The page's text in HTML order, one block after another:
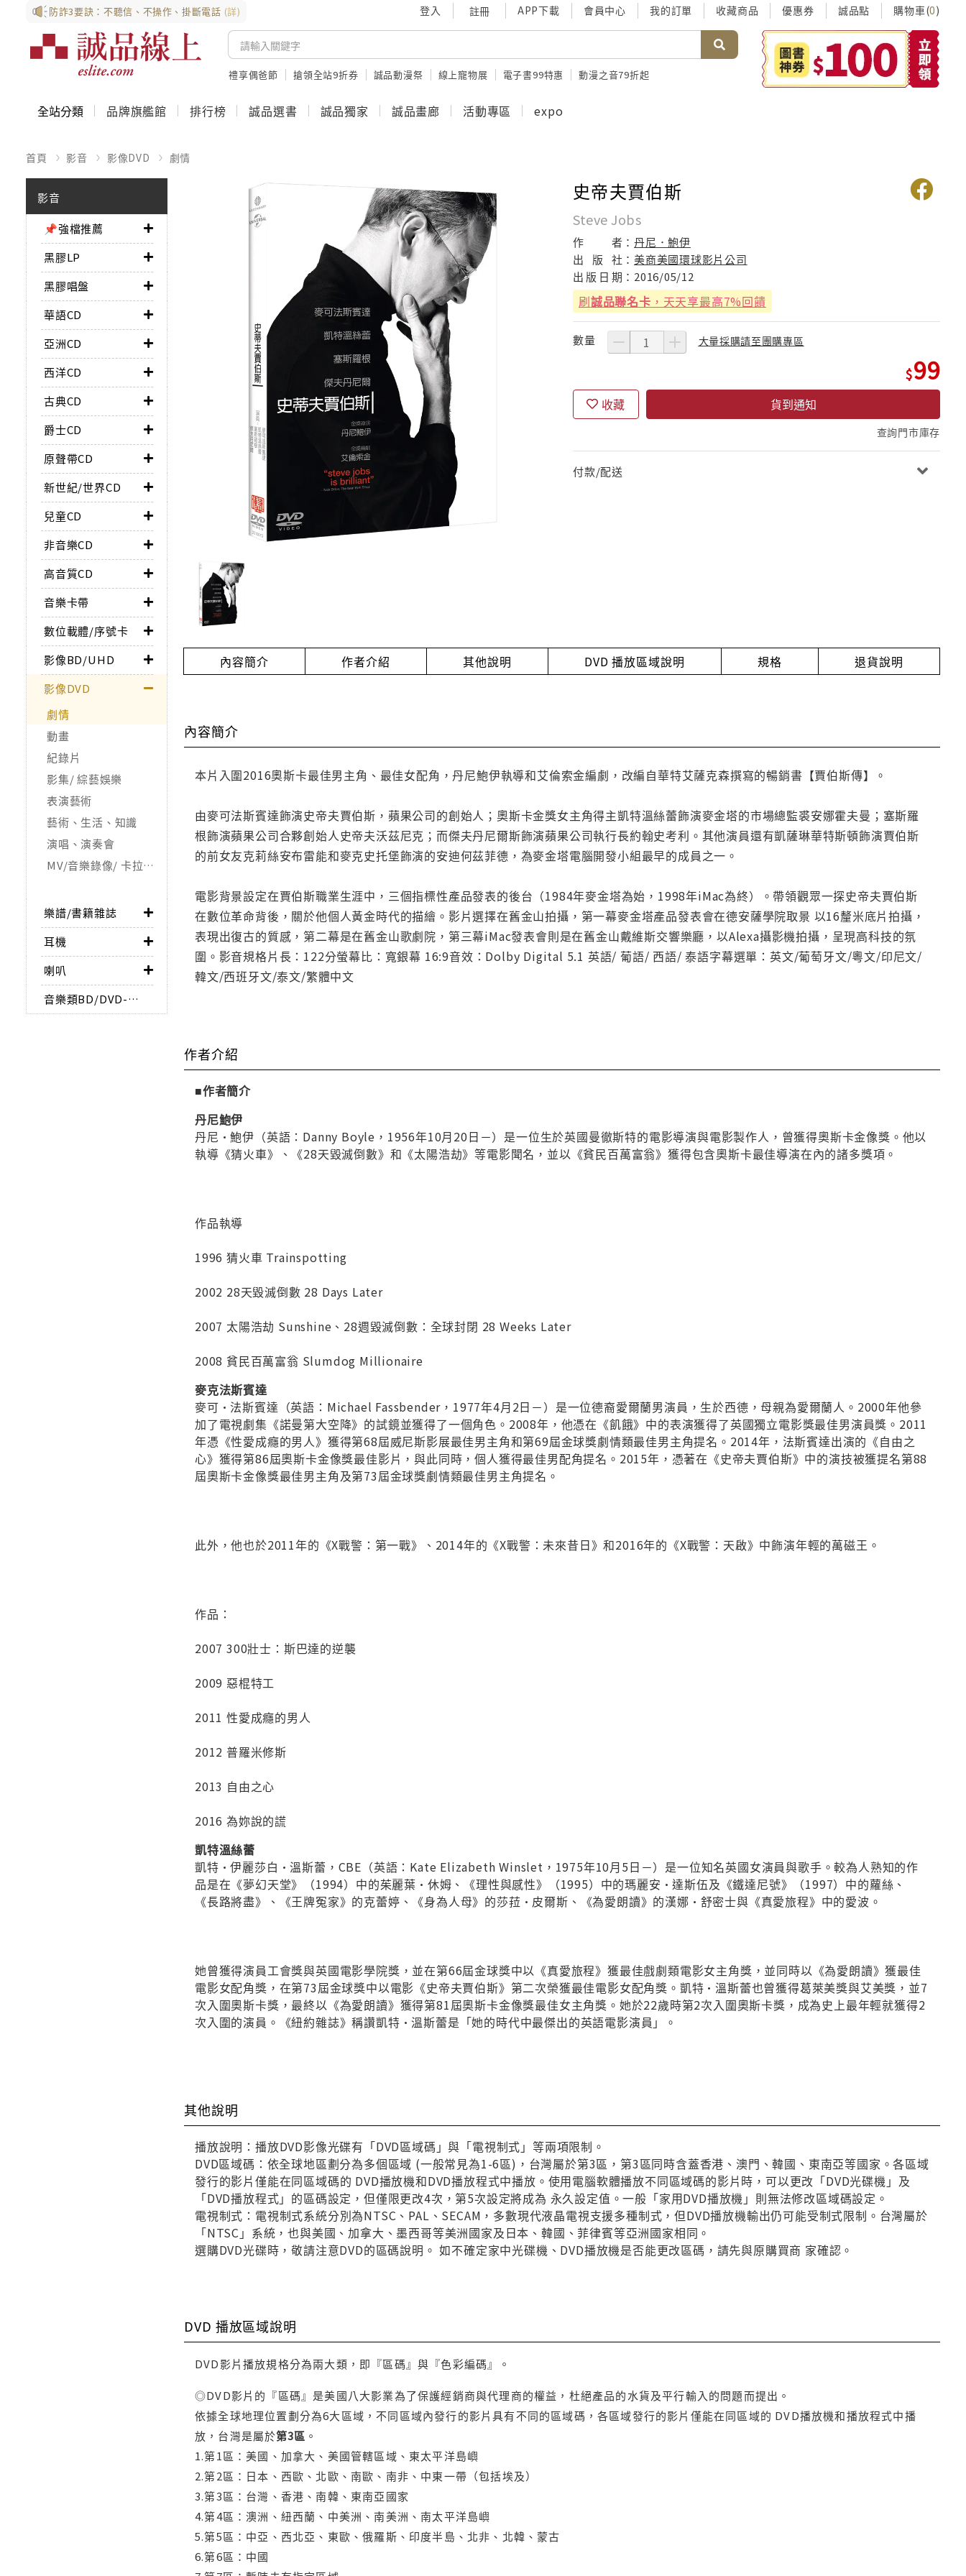
防詐3要訣：不聽信、不操作、掛斷電話 (詳) 登入 註冊 APP下載 會員中心 我的訂單 收藏商品 優惠券 誠品點 購物車(0)
禮享偶爸節 搶領全站9折券 誠品動漫祭 線上寵物展 電子書99特惠 動漫之音79折起
全站分類 品牌旗艦館 排行榜 誠品選書 誠品獨家 誠品畫廊 活動專區 expo
首頁 影音 影像DVD 劇情
影音
📌強檔推薦
黑膠LP
黑膠唱盤
華語CD
亞洲CD
西洋CD
古典CD
爵士CD
原聲帶CD
新世紀/世界CD
兒童CD
非音樂CD
高音質CD
音樂卡帶
數位載體/序號卡
影像BD/UHD
影像DVD
劇情
動畫
紀錄片
影集/ 綜藝娛樂
表演藝術
藝術、生活、知識
演唱、演奏會
MV/音樂錄像/ 卡拉OK
樂譜/書籍雜誌
耳機
喇叭
音樂類BD/DVD-AUDIO
史帝夫賈伯斯
Steve Jobs
作 者：丹尼．鮑伊
出
版 社：美商美國環球影片公司
出 版 日 期： 2016/05/12
刷誠品聯名卡 ，天天享最高7%回饋
數量 大量採購請至團購專區
99
收藏 貨到通知
查詢門市庫存
付款/配送
內容簡介 作者介紹 其他說明 DVD 播放區域說明 規格 退貨說明
內容簡介
本片入圍2016奧斯卡最佳男主角、最佳女配角，丹尼鮑伊執導和艾倫索金編劇，改編自華特艾薩克森撰寫的暢銷書【賈伯斯傳】。
由麥可法斯賓達飾演史帝夫賈伯斯，蘋果公司的創始人；奧斯卡金獎女主角得主凱特溫絲蕾飾演麥金塔的市場總監裘安娜霍夫曼；塞斯羅
根飾演蘋果公司合夥創始人史帝夫沃茲尼克；而傑夫丹尼爾斯飾演蘋果公司執行長約翰史考利。其他演員還有凱薩琳華特斯頓飾演賈伯斯
的前女友克莉絲安布雷能和麥克史托堡飾演的安迪何茲菲德，為麥金塔電腦開發小組最早的成員之一。
電影背景設定在賈伯斯職業生涯中，三個指標性產品發表的後台（1984年麥金塔為始，1998年iMac為終）。帶領觀眾一探史帝夫賈伯斯
在數位革命背後，關於他個人黃金時代的描繪。影片選擇在舊金山拍攝，第一幕麥金塔產品發表會在德安薩學院取景 以16釐米底片拍攝，
表現出復古的質感，第二幕是在舊金山歌劇院，第三幕iMac發表會則是在舊金山戴維斯交響樂廳，以Alexa攝影機拍攝，呈現高科技的氛
圍。影音規格片長：122分螢幕比：寬銀幕 16:9音效：Dolby Digital 5.1 英語/ 葡語/ 西語/ 泰語字幕選單：英文/葡萄牙文/粵文/印尼文/
韓文/西班牙文/泰文/繁體中文
作者介紹
■作者簡介
丹尼鮑伊
丹尼·鮑伊（英語：Danny Boyle，1956年10月20日－）是一位生於英國曼徹斯特的電影導演與電影製作人，曾獲得奧斯卡金像獎。他以
執導《猜火車》、《28天毀滅倒數》和《太陽浩劫》等電影聞名，並以《貧民百萬富翁》獲得包含奧斯卡最佳導演在內的諸多獎項。
作品執導
1996 猜火車 Trainspotting
2002 28天毀滅倒數 28 Days Later
2007 太陽浩劫 Sunshine、28週毀滅倒數：全球封閉 28 Weeks Later
2008 貧民百萬富翁 Slumdog Millionaire
麥克法斯賓達
麥可·法斯賓達（英語：Michael Fassbender，1977年4月2日－）是一位德裔愛爾蘭男演員，生於西德，母親為愛爾蘭人。2000年他參
加了電視劇集《諾曼第大空降》的試鏡並獲得了一個角色。2008年，他憑在《飢餓》中的表演獲得了英國獨立電影獎最佳男演員獎。2011
年憑《性愛成癮的男人》獲得第68屆威尼斯影展最佳男主角和第69屆金球獎劇情類最佳男主角提名。2014年，法斯賓達出演的《自由之
心》獲得第86屆奧斯卡金像獎最佳影片，與此同時，個人獲得最佳男配角提名。2015年，憑著在《史帝夫賈伯斯》中的演技被獲提名第88
屆奧斯卡金像獎最佳男主角及第73屆金球獎劇情類最佳男主角提名。
此外，他也於2011年的《X戰警：第一戰》、2014年的《X戰警：未來昔日》和2016年的《X戰警：天啟》中飾演年輕的萬磁王。
作品：
2007 300壯士：斯巴達的逆襲
2009 惡棍特工
2011 性愛成癮的男人
2012 普羅米修斯
2013 自由之心
2016 為妳說的謊
凱特溫絲蕾
凱特·伊麗莎白·溫斯蕾，CBE（英語：Kate Elizabeth Winslet，1975年10月5日－）是一位知名英國女演員與歌手。較為人熟知的作
品是在《夢幻天堂》（1994）中的茱麗葉·休姆、《理性與感性》（1995）中的瑪麗安·達斯伍及《鐵達尼號》（1997）中的蘿絲、
《長路將盡》、《王牌冤家》的克蕾婷、《身為人母》的莎菈·皮爾斯、《為愛朗讀》的漢娜·舒密士與《真愛旅程》中的愛波。
她曾獲得演員工會獎與英國電影學院獎，並在第66屆金球獎中以《真愛旅程》獲最佳戲劇類電影女主角獎，並同時以《為愛朗讀》獲最佳
電影女配角獎，在第73屆金球獎中以電影《史帝夫賈伯斯》第二次榮獲最佳電影女配角獎。凱特·溫斯蕾也曾獲得葛萊美獎與艾美獎，並7
次入圍奧斯卡獎，最終以《為愛朗讀》獲得第81屆奧斯卡金像獎最佳女主角獎。她於22歲時第2次入圍奧斯卡獎，成為史上最年輕就獲得2
次入圍的演員。《紐約雜誌》稱讚凱特·溫斯蕾是「她的時代中最傑出的英語電影演員」。
其他說明
播放說明：播放DVD影像光碟有「DVD區域碼」與「電視制式」等兩項限制。
DVD區域碼：依全球地區劃分為多個區域 (一般常見為1-6區)，台灣屬於第3區，第3區同時含蓋香港、澳門、韓國、東南亞等國家。各區域
發行的影片僅能在同區域碼的 DVD播放機和DVD播放程式中播放。使用電腦軟體播放不同區域碼的影片時，可以更改「DVD光碟機」及
「DVD播放程式」的區碼設定，但僅限更改4次，第5次設定將成為 永久設定值。一般「家用DVD播放機」則無法修改區域碼設定。
電視制式：電視制式系統分別為NTSC、PAL、SECAM，多數現代液晶電視支援多種制式，但DVD播放機輸出仍可能受制式限制。台灣屬於
「NTSC」系統，也與美國、加拿大、墨西哥等美洲國家及日本、韓國、菲律賓等亞洲國家相同。
選購DVD光碟時，敬請注意DVD的區碼說明。 如不確定家中光碟機、DVD播放機是否能更改區碼，請先與原購買商 家確認。
DVD 播放區域說明
DVD影片播放規格分為兩大類，即『區碼』與『色彩編碼』。
◎DVD影片的『區碼』是美國八大影業為了保護經銷商與代理商的權益，杜絕產品的水貨及平行輸入的問題而提出。
依據全球地理位置劃分為6大區域，不同區域內發行的影片具有不同的區域碼，各區域發行的影片僅能在同區域的 DVD播放機和播放程式中播
放，台灣是屬於第3區 。
1.第1區：美國、加拿大、美國管轄區域、東太平洋島嶼
2.第2區：日本、西歐、北歐、南歐、南非、中東一帶（包括埃及）
3.第3區：台灣、香港、南韓、東南亞國家
4.第4區：澳洲、紐西蘭、中美洲、南美洲、南太平洋島嶼
5.第5區：中亞、西北亞、東歐、俄羅斯、印度半島、北非、北韓、蒙古
6.第6區：中國